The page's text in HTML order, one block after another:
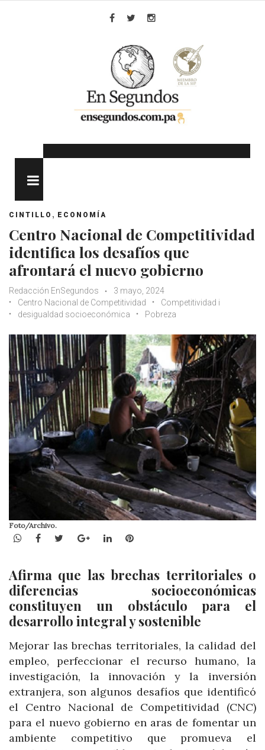
CINTILLO , ECONOMÍA
Centro Nacional de Competitividad
identifica los desafíos que
afrontará el nuevo gobierno
Redacción EnSegundos
3 mayo, 2024
Centro Nacional de Competitividad
Competitividad i
desigualdad socioeconómica
Pobreza
Foto/Archivo.
WhatsApp
Facebook
TwitterGoogle+LinkedInPinterest
Afirma que las brechas territoriales o
diferencias socioeconómicas
constituyen un obstáculo para el
desarrollo integral y sostenible
Mejorar las brechas territoriales, la calidad del
empleo, perfeccionar el recurso humano, la
investigación, la innovación y la inversión
extranjera, son algunos desafíos que identificó
el Centro Nacional de Competitividad (CNC)
para el nuevo gobierno en aras de fomentar un
ambiente competitivo que promueva el